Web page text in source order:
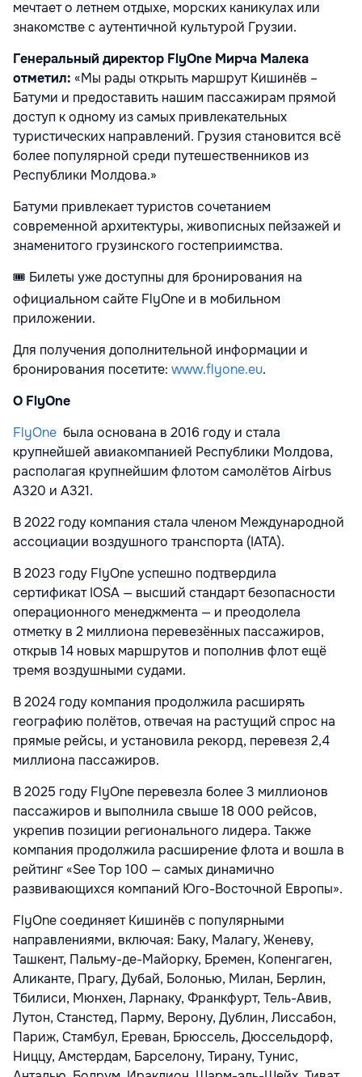
мечтает о летнем отдыхе, морских каникулах или
знакомстве с аутентичной культурой Грузии.
Генеральный директор FlyOne Мирча Малека
отметил: «Мы рады открыть маршрут Кишинёв –
Батуми и предоставить нашим пассажирам прямой
доступ к одному из самых привлекательных
туристических направлений. Грузия становится всё
более популярной среди путешественников из
Республики Молдова.»
Батуми привлекает туристов сочетанием
современной архитектуры, живописных пейзажей и
знаменитого грузинского гостеприимства.
🎟️ Билеты уже доступны для бронирования на
официальном сайте FlyOne и в мобильном
приложении.
Для получения дополнительной информации и
бронирования посетите: www.flyone.eu.
О FlyOne
FlyOne была основана в 2016 году и стала
крупнейшей авиакомпанией Республики Молдова,
располагая крупнейшим флотом самолётов Airbus
A320 и A321.
В 2022 году компания стала членом Международной
ассоциации воздушного транспорта (IATA).
В 2023 году FlyOne успешно подтвердила
сертификат IOSA — высший стандарт безопасности
операционного менеджмента — и преодолела
отметку в 2 миллиона перевезённых пассажиров,
открыв 14 новых маршрутов и пополнив флот ещё
тремя воздушными судами.
В 2024 году компания продолжила расширять
географию полётов, отвечая на растущий спрос на
прямые рейсы, и установила рекорд, перевезя 2,4
миллиона пассажиров.
В 2025 году FlyOne перевезла более 3 миллионов
пассажиров и выполнила свыше 18 000 рейсов,
укрепив позиции регионального лидера. Также
компания продолжила расширение флота и вошла в
рейтинг «Sее Tоp 100 — самых динамично
развивающихся компаний Юго-Восточной Европы».
FlyOne соединяет Кишинёв с популярными
направлениями, включая: Баку, Малагу, Женеву,
Ташкент, Пальму-де-Майорку, Бремен, Копенгаген,
Аликанте, Прагу, Дубай, Болонью, Милан, Берлин,
Тбилиси, Мюнхен, Ларнаку, Франкфурт, Тель-Авив,
Лутон, Станстед, Парму, Верону, Дублин, Лиссабон,
Париж, Стамбул, Ереван, Брюссель, Дюссельдорф,
Ниццу, Амстердам, Барселону, Тирану, Тунис,